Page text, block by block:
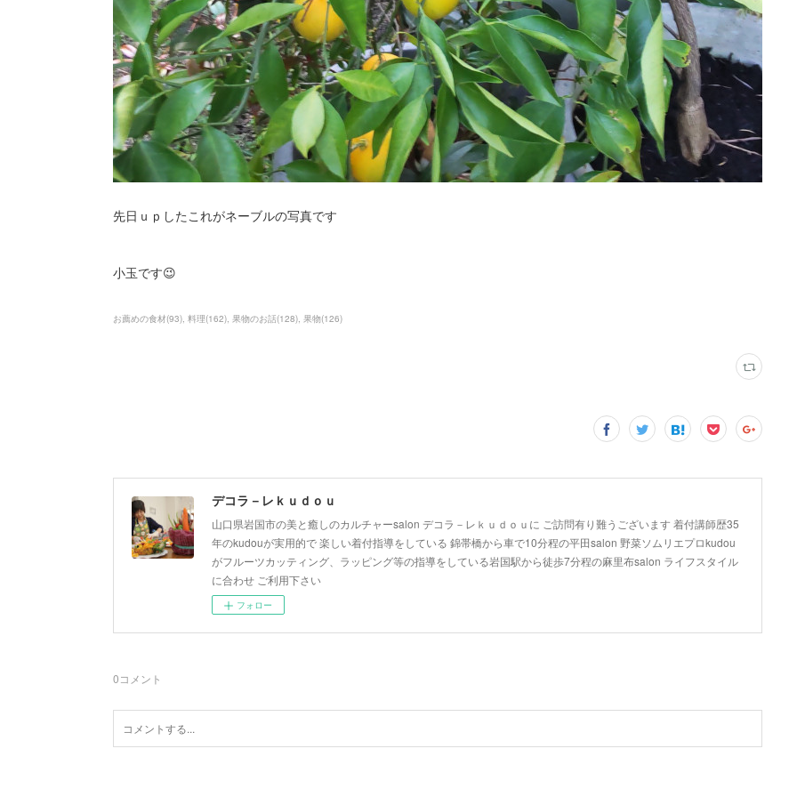
先日ｕｐしたこれがネーブルの写真です
小玉です😉
お薦めの食材(93) 料理(162) 果物のお話(128) 果物(126)
デコラ－レｋｕｄｏｕ
山口県岩国市の美と癒しのカルチャーsalon デコラ－レｋｕｄｏｕに ご訪問有り難うございます 着付講師歴35
年のkudouが実用的で 楽しい着付指導をしている 錦帯橋から車で10分程の平田salon 野菜ソムリエプロkudou
がフルーツカッティング、ラッピング等の指導をしている岩国駅から徒歩7分程の麻里布salon ライフスタイル
に合わせ ご利用下さい
フォロー
0コメント